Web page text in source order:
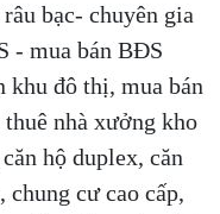
bạc- chuyên gia
- mua bán BĐS
khu đô thị, mua bán
nhà xưởng kho
hộ duplex, căn
chung cư cao cấp,